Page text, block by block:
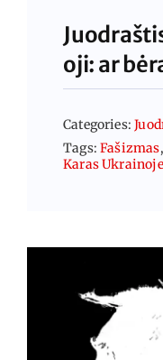
oji: ar
Categories:
Tags:Fašizmas,
Karas Ukrainoje